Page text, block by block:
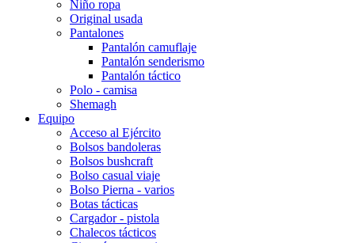
Niño ropa
Original usada
Pantalones
Pantalón camuflaje
Pantalón senderismo
Pantalón táctico
Polo - camisa
Shemagh
Equipo
Acceso al Ejército
Bolsos bandoleras
Bolsos bushcraft
Bolso casual viaje
Bolso Pierna - varios
Botas tácticas
Cargador - pistola
Chalecos tácticos